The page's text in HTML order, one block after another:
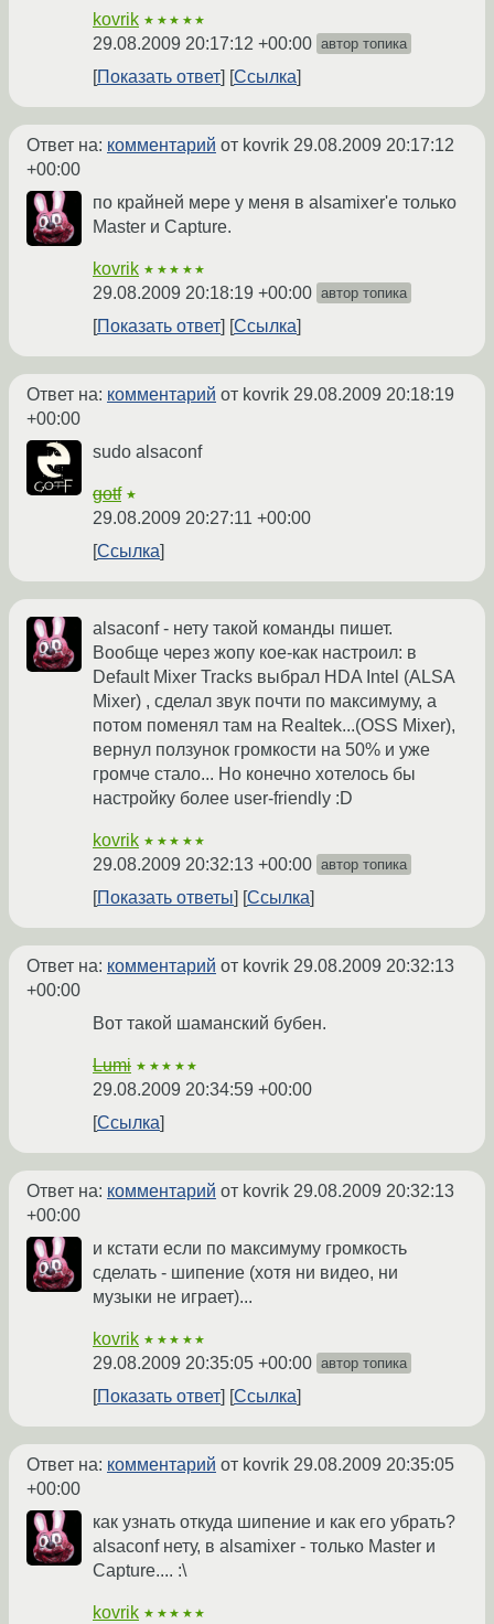
kovrik ★★★★★
29.08.2009 20:17:12 +00:00 автор топика
Показать ответ Ссылка
Ответ на: комментарий от kovrik 29.08.2009 20:17:12
+00:00
по крайней мере у меня в alsamixer'е только
Master и Capture.
kovrik ★★★★★
29.08.2009 20:18:19 +00:00 автор топика
Показать ответ Ссылка
Ответ на: комментарий от kovrik 29.08.2009 20:18:19
+00:00
sudo alsaconf
gotf ★
29.08.2009 20:27:11 +00:00
Ссылка
alsaconf - нету такой команды пишет.
Вообще через жопу кое-как настроил: в
Default Mixer Tracks выбрал HDA Intel (ALSA
Mixer) , сделал звук почти по максимуму, а
потом поменял там на Realtek...(OSS Mixer),
вернул ползунок громкости на 50% и уже
громче стало... Но конечно хотелось бы
настройку более user-friendly :D
kovrik ★★★★★
29.08.2009 20:32:13 +00:00 автор топика
Показать ответы Ссылка
Ответ на: комментарий от kovrik 29.08.2009 20:32:13
+00:00
Вот такой шаманский бубен.
Lumi ★★★★★
29.08.2009 20:34:59 +00:00
Ссылка
Ответ на: комментарий от kovrik 29.08.2009 20:32:13
+00:00
и кстати если по максимуму громкость
сделать - шипение (хотя ни видео, ни
музыки не играет)...
kovrik ★★★★★
29.08.2009 20:35:05 +00:00 автор топика
Показать ответ Ссылка
Ответ на: комментарий от kovrik 29.08.2009 20:35:05
+00:00
как узнать откуда шипение и как его убрать?
alsaconf нету, в alsamixer - только Master и
Capture.... :\
kovrik ★★★★★